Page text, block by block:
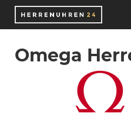
Schweizer Uhrenmarken
Omega